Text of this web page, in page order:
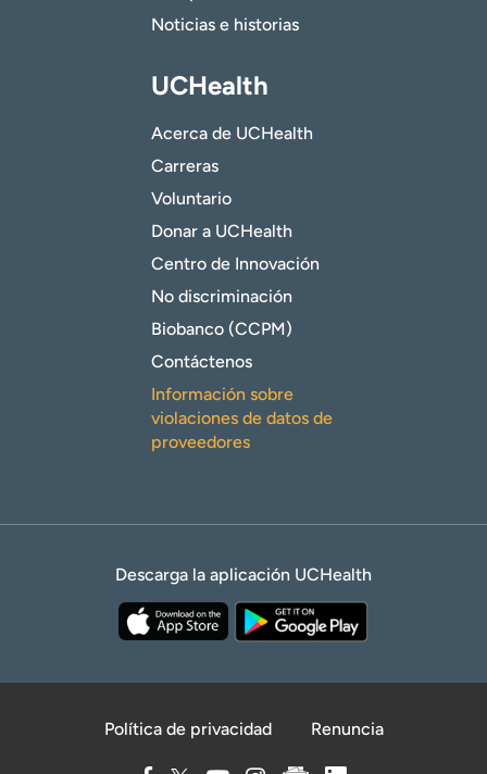
Noticias e historias
UCHealth
Acerca de UCHealth
Carreras
Voluntario
Donar a UCHealth
Centro de Innovación
No discriminación
Biobanco (CCPM)
Contáctenos
Información sobre
violaciones de datos de
proveedores
Descarga la aplicación UCHealth
Política de privacidad Renuncia